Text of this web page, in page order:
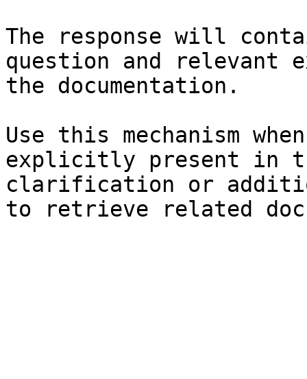
The response will
question and relevant
the documentation.
Use this mechanism
explicitly present in
clarification or